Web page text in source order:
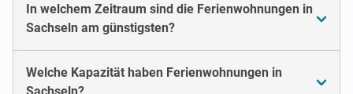
In welchem Zeitraum sind die Ferienwohnungen in
Sachseln am günstigsten?
Welche Kapazität haben Ferienwohnungen in